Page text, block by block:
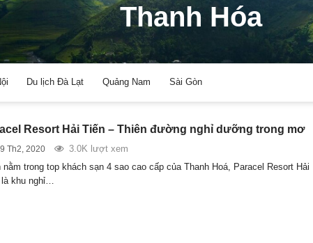
Thanh Hóa
Du lịch Đà Lạt Quảng Nam Sài Gòn
Resort Hải Tiến – Thiên đường nghỉ dưỡng trong mơ
Th2, 2020
3.0K lượt xem
nằm trong top khách sạn 4 sao cao cấp của Thanh Hoá, Paracel Resort Hải
là khu nghỉ…